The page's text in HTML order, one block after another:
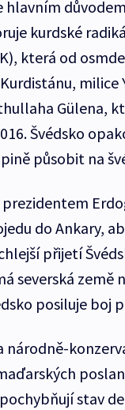
hlavním
kurdské
která od
milice
Gülena,
Švédsko
působit na
prezidentem
do Ankary,
přijetí
severská země
posiluje boj
národně-
stav